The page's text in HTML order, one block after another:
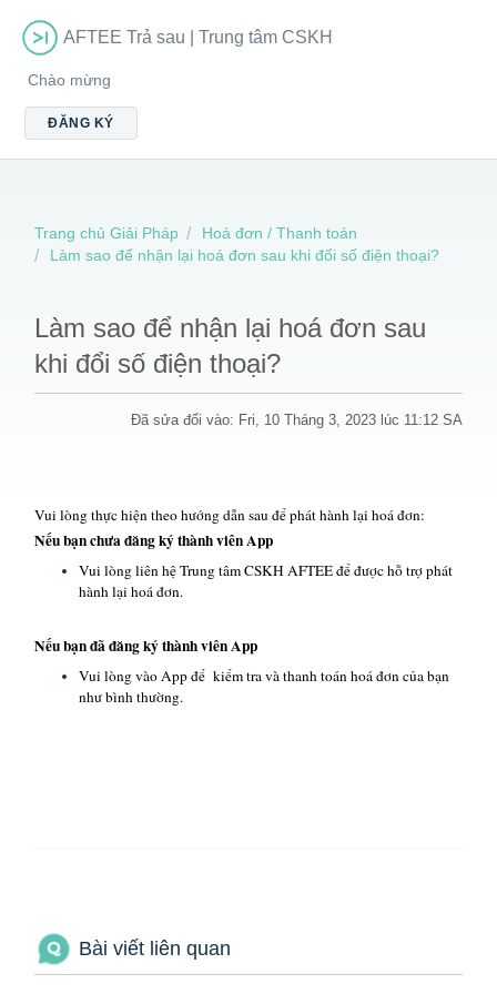
AFTEE Trả sau | Trung tâm CSKH
Chào mừng
ĐĂNG KÝ
Trang chủ Giải Pháp
Hoá đơn / Thanh toán
Làm sao để nhận lại hoá đơn sau khi đổi số điện thoại?
Làm sao để nhận lại hoá đơn sau
khi đổi số điện thoại?
Đã sửa đổi vào: Fri, 10 Tháng 3, 2023 lúc 11:12 SA
Vui lòng thực hiện theo hướng dẫn sau để phát hành lại hoá đơn:
Nếu bạn chưa đăng ký thành viên App
Vui lòng liên hệ Trung tâm CSKH AFTEE để được hỗ trợ phát
hành lại hoá đơn.
Nếu bạn đã đăng ký thành viên App
Vui lòng vào App để kiểm tra và thanh toán hoá đơn của bạn
như bình thường.
Bài viết liên quan